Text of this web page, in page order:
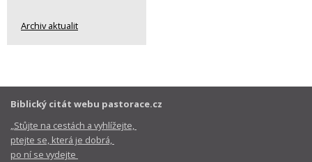
Archiv aktualit
Biblický citát webu pastorace.cz
„Stůjte na cestách a vyhlížejte,
ptejte se, která je dobrá,
po ní se vydejte